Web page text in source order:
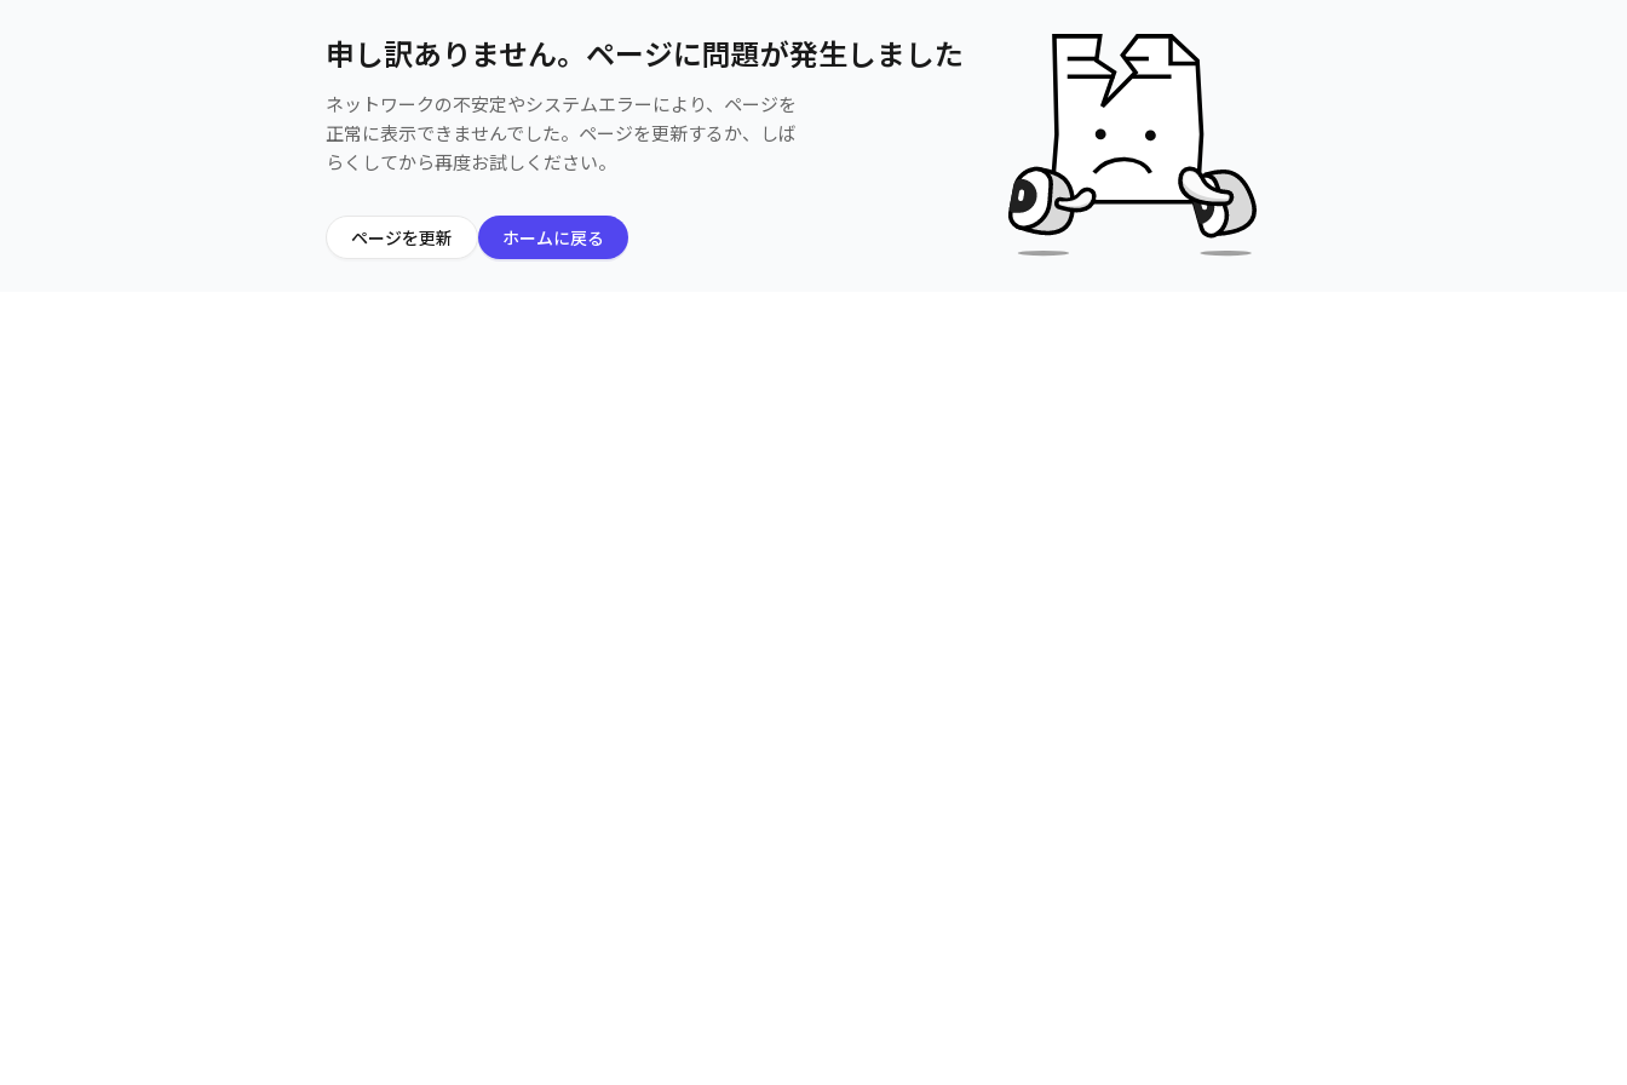
申し訳ありません。ページに問題が発生しました
ネットワークの不安定やシステムエラーにより、ページを
正常に表示できませんでした。ページを更新するか、しば
らくしてから再度お試しください。
ページを更新 ホームに戻る